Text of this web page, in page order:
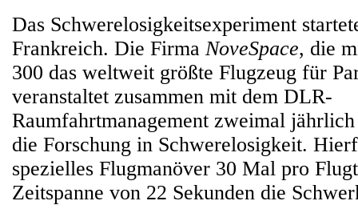
Das Schwerelosigkeitsexperiment
Frankreich. Die Firma NoveSpace, die
300 das weltweit größte Flugzeug für
veranstaltet zusammen mit dem DLR-
Raumfahrtmanagement zweimal
die Forschung in Schwerelosigkeit.
spezielles Flugmanöver 30 Mal pro
Zeitspanne von 22 Sekunden die